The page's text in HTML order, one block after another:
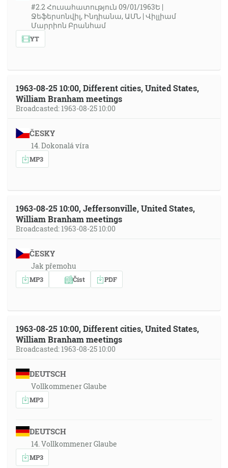
#2.2 Հուսահատություն 09/01/1963Ե |
Ջեֆերսոնվիլ, Ինդիանա, ԱՄՆ | Վիլլիամ
Մարրիոն Բրանհամ
YT
1963-08-25 10:00, Different cities, United States,
William Branham meetings
Broadcasted: 1963-08-25 10:00
ČESKY
14. Dokonalá víra
MP3
1963-08-25 10:00, Jeffersonville, United States,
William Branham meetings
Broadcasted: 1963-08-25 10:00
ČESKY
Jak přemohu
MP3 Číst PDF
1963-08-25 10:00, Different cities, United States,
William Branham meetings
Broadcasted: 1963-08-25 10:00
DEUTSCH
Vollkommener Glaube
MP3
DEUTSCH
14. Vollkommener Glaube
MP3